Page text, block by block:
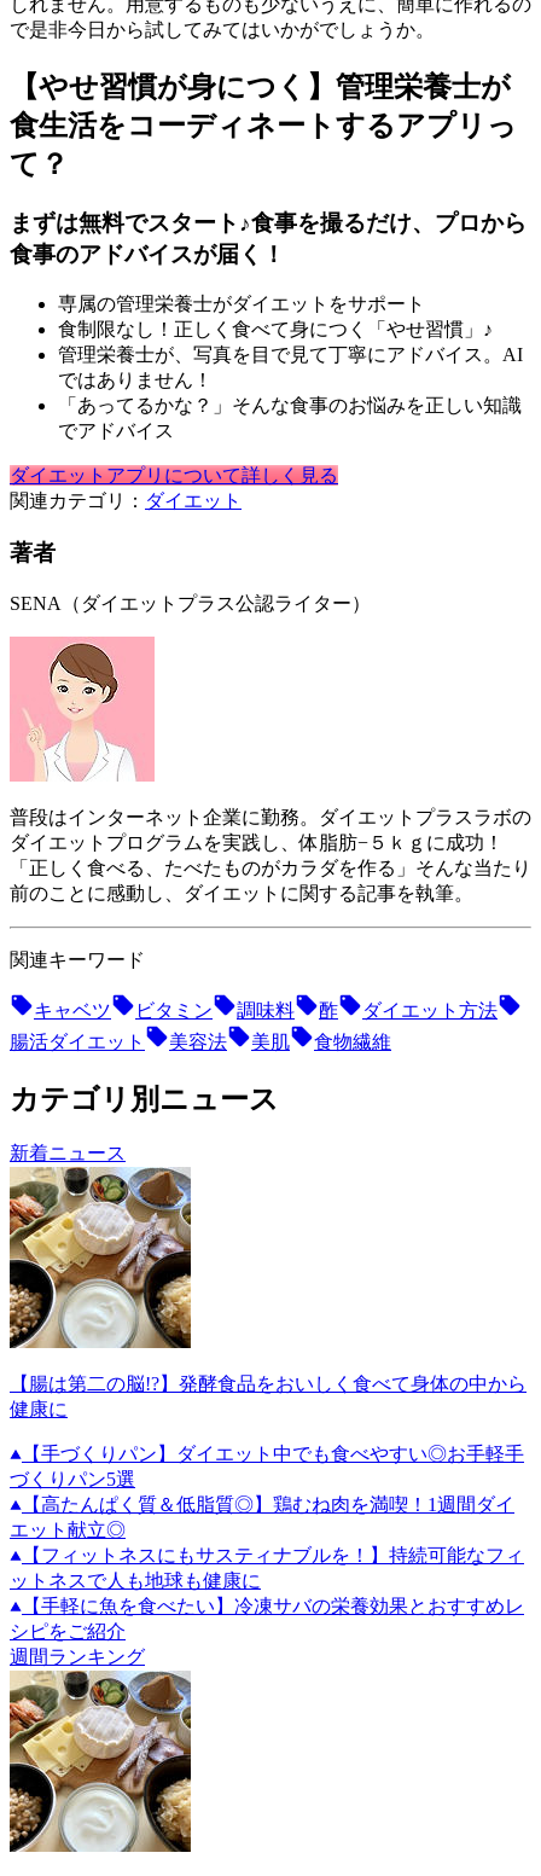
で是非今日から試してみてはいかがでしょうか。
【やせ習慣が身につく】管理栄養士が
食生活をコーディネートするアプリっ
て？
まずは無料でスタート♪食事を撮るだけ、プロから
食事のアドバイスが届く！
専属の管理栄養士がダイエットをサポート
食制限なし！正しく食べて身につく「やせ習慣」♪
管理栄養士が、写真を目で見て丁寧にアドバイス。AI
ではありません！
「あってるかな？」そんな食事のお悩みを正しい知識
でアドバイス
ダイエットアプリについて詳しく見る
関連カテゴリ： ダイエット
著者
SENA（ダイエットプラス公認ライター）
普段はインターネット企業に勤務。ダイエットプラスラボの
ダイエットプログラムを実践し、体脂肪−５ｋｇに成功！
「正しく食べる、たべたものがカラダを作る」そんな当たり
前のことに感動し、ダイエットに関する記事を執筆。
関連キーワード
キャベツ ビタミン 調味料 酢
ダイエット方法
腸活ダイエット
美容法 美肌 食物繊維
カテゴリ別ニュース
新着ニュース
【腸は第二の脳!?】発酵食品をおいしく食べて身体の中から
健康に
【手づくりパン】ダイエット中でも食べやすい◎お手軽手
づくりパン5選
【高たんぱく質＆低脂質◎】鶏むね肉を満喫！1週間ダイ
エット献立◎
【フィットネスにもサスティナブルを！】持続可能なフィ
ットネスで人も地球も健康に
【手軽に魚を食べたい】冷凍サバの栄養効果とおすすめレ
シピをご紹介
週間ランキング